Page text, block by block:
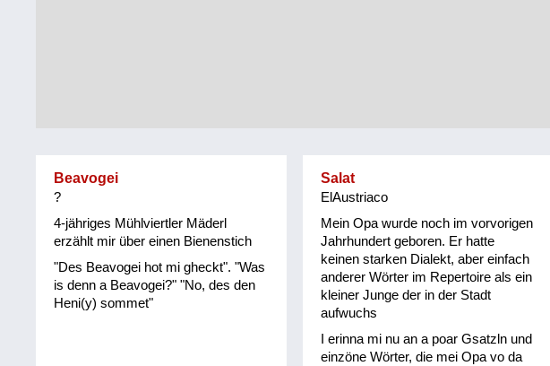
Beavogei
?
4-jähriges Mühlviertler Mäderl
erzählt mir über einen Bienenstich
"Des Beavogei hot mi gheckt". "Was
is denn a Beavogei?" "No, des den
Heni(y) sommet"
Salat
ElAustriaco
Mein Opa wurde noch im vorvorigen
Jahrhundert geboren. Er hatte
keinen starken Dialekt, aber einfach
anderer Wörter im Repertoire als ein
kleiner Junge der in der Stadt
aufwuchs
I erinna mi nu an a poar Gsatzln und
einzöne Wörter, die mei Opa vo da